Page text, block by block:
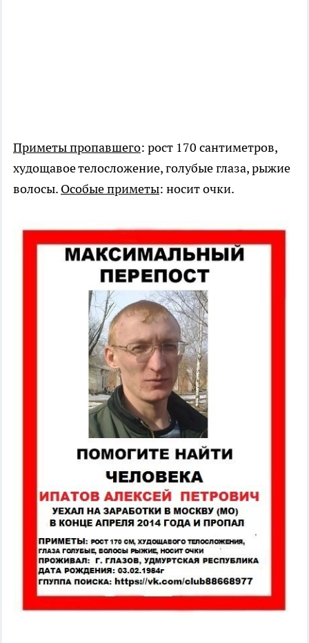
Приметы пропавшего: рост 170 сантиметров,
худощавое телосложение, голубые глаза, рыжие
волосы. Особые приметы: носит очки.